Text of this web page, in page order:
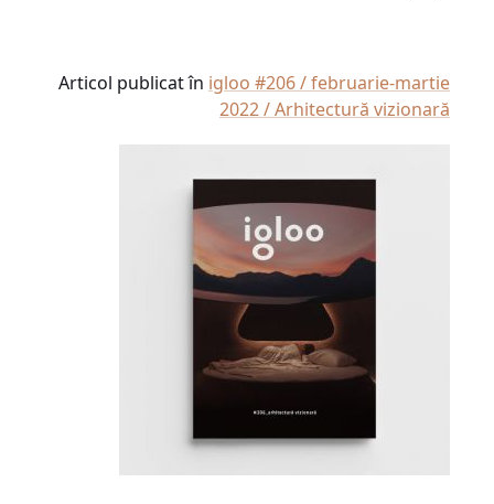
Articol publicat în igloo #206 / februarie-martie
2022 / Arhitectură vizionară